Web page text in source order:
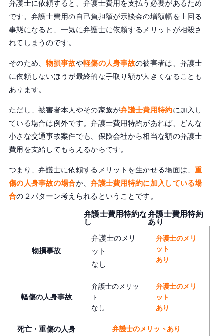
弁護士に依頼すると、弁護士費用を支払う必要があるため
です。弁護士費用の自己負担額が示談金の増額幅を上回る
事態になると、一気に弁護士に依頼するメリットが相殺さ
れてしまうのです。
そのため、物損事故や軽傷の人身事故の被害者は、弁護士
に依頼しないほうが最終的な手取り額が大きくなることも
あります。
ただし、被害者本人やその家族が弁護士費用特約に加入し
ている場合は例外です。弁護士費用特約があれば、どんな
小さな交通事故案件でも、保険会社から相当な額の弁護士
費用を支給してもらえるからです。
つまり、弁護士に依頼するメリットを生かせる場面は、重
傷の人身事故の場合か、弁護士費用特約に加入している場
合の２パターン考えられるということです。
弁護士費用特約な
し
弁護士費用特約
あり
物損事故
弁護士のメリ
ット
なし
弁護士のメリ
ット
あり
軽傷の人身事故
弁護士のメリッ
ト
なし
弁護士のメリ
ット
あり
死亡・重傷の人身
弁護士のメリットあり